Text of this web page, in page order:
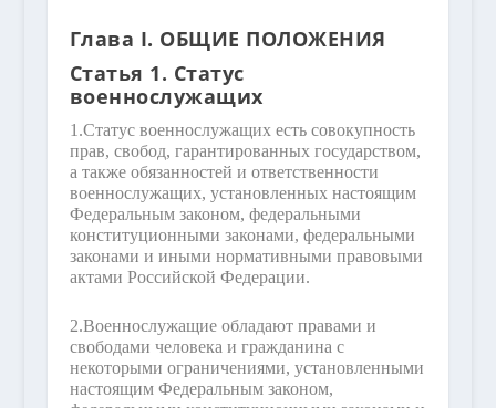
Глава I. ОБЩИЕ ПОЛОЖЕНИЯ
Статья 1. Статус
военнослужащих
1.Статус военнослужащих есть совокупность
прав, свобод, гарантированных государством,
а также обязанностей и ответственности
военнослужащих, установленных настоящим
Федеральным законом, федеральными
конституционными законами, федеральными
законами и иными нормативными правовыми
актами Российской Федерации.
2.Военнослужащие обладают правами и
свободами человека и гражданина с
некоторыми ограничениями, установленными
настоящим Федеральным законом,